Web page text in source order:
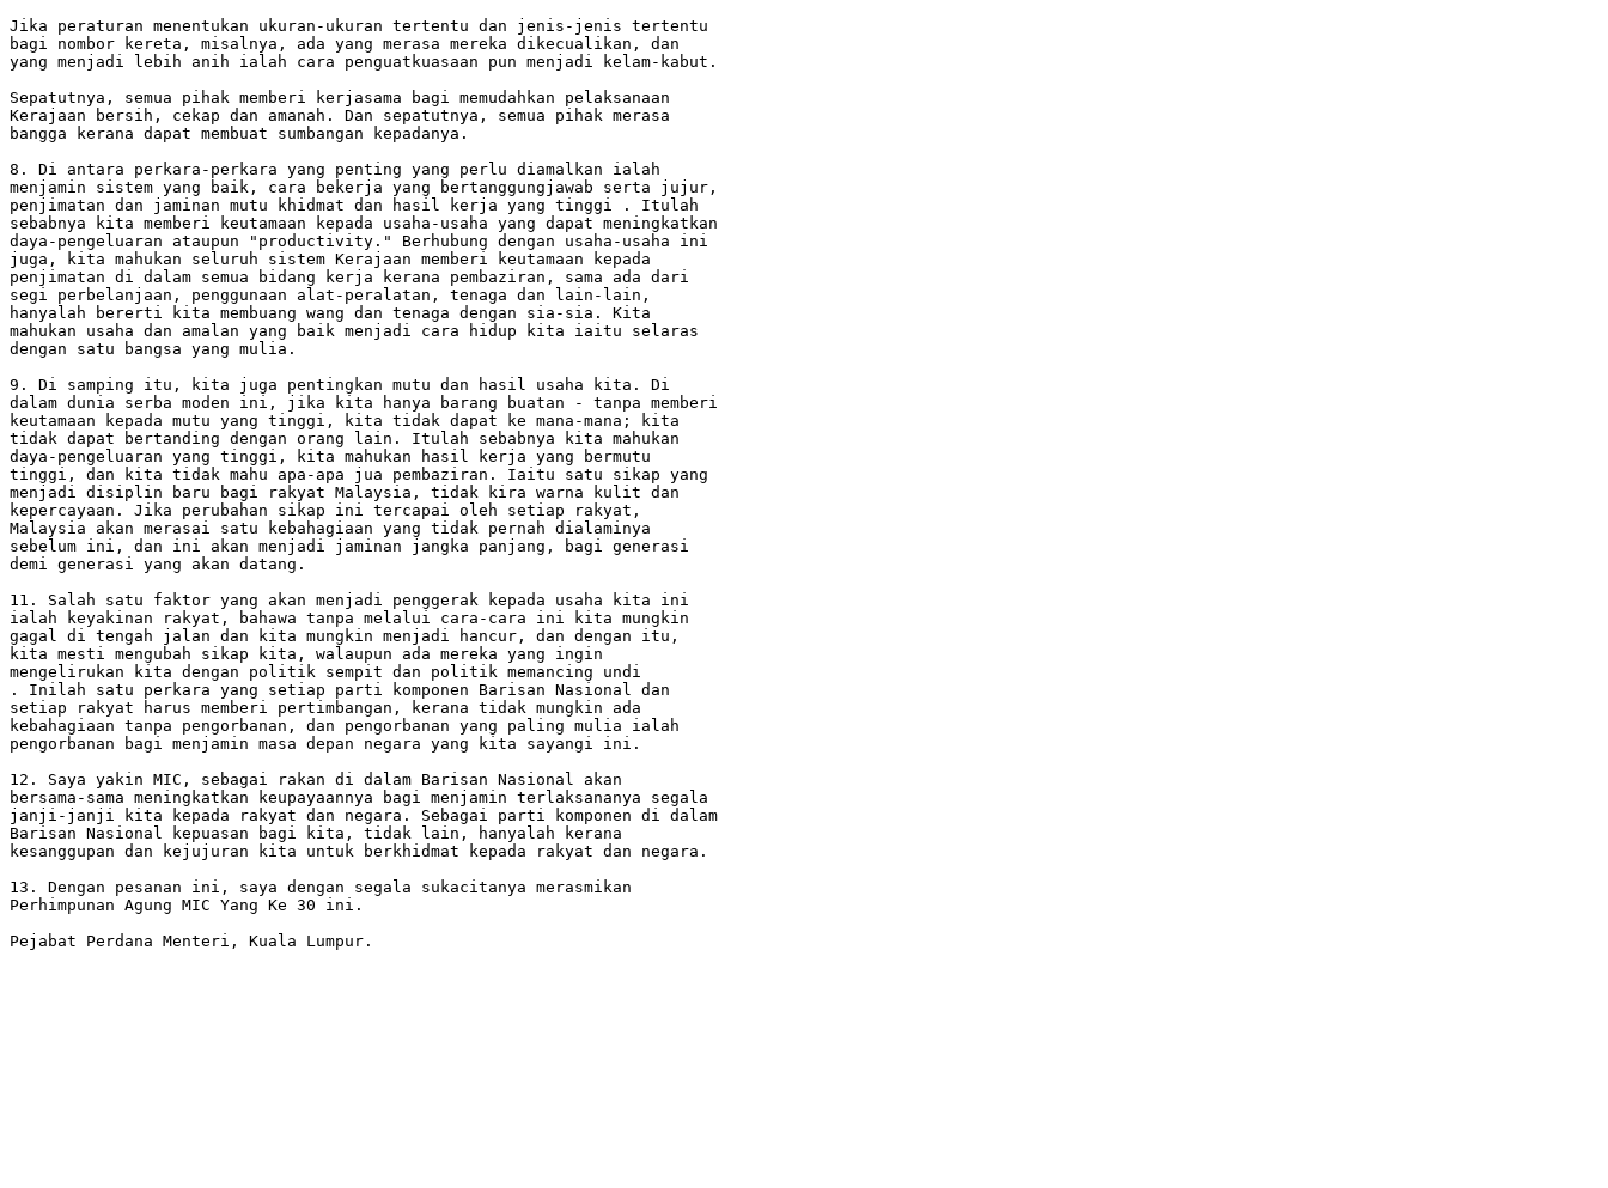
Jika peraturan menentukan ukuran-ukuran tertentu dan jenis-jenis tertentu
bagi nombor kereta, misalnya, ada yang merasa mereka dikecualikan, dan
yang menjadi lebih anih ialah cara penguatkuasaan pun menjadi kelam-kabut.
Sepatutnya, semua pihak memberi kerjasama bagi memudahkan pelaksanaan
Kerajaan bersih, cekap dan amanah. Dan sepatutnya, semua pihak merasa
bangga kerana dapat membuat sumbangan kepadanya.
8. Di antara perkara-perkara yang penting yang perlu diamalkan ialah
menjamin sistem yang baik, cara bekerja yang bertanggungjawab serta jujur,
penjimatan dan jaminan mutu khidmat dan hasil kerja yang tinggi . Itulah
sebabnya kita memberi keutamaan kepada usaha-usaha yang dapat meningkatkan
daya-pengeluaran ataupun "productivity." Berhubung dengan usaha-usaha ini
juga, kita mahukan seluruh sistem Kerajaan memberi keutamaan kepada
penjimatan di dalam semua bidang kerja kerana pembaziran, sama ada dari
segi perbelanjaan, penggunaan alat-peralatan, tenaga dan lain-lain,
hanyalah bererti kita membuang wang dan tenaga dengan sia-sia. Kita
mahukan usaha dan amalan yang baik menjadi cara hidup kita iaitu selaras
dengan satu bangsa yang mulia.
9. Di samping itu, kita juga pentingkan mutu dan hasil usaha kita. Di
dalam dunia serba moden ini, jika kita hanya barang buatan - tanpa memberi
keutamaan kepada mutu yang tinggi, kita tidak dapat ke mana-mana; kita
tidak dapat bertanding dengan orang lain. Itulah sebabnya kita mahukan
daya-pengeluaran yang tinggi, kita mahukan hasil kerja yang bermutu
tinggi, dan kita tidak mahu apa-apa jua pembaziran. Iaitu satu sikap yang
menjadi disiplin baru bagi rakyat Malaysia, tidak kira warna kulit dan
kepercayaan. Jika perubahan sikap ini tercapai oleh setiap rakyat,
Malaysia akan merasai satu kebahagiaan yang tidak pernah dialaminya
sebelum ini, dan ini akan menjadi jaminan jangka panjang, bagi generasi
demi generasi yang akan datang.
11. Salah satu faktor yang akan menjadi penggerak kepada usaha kita ini
ialah keyakinan rakyat, bahawa tanpa melalui cara-cara ini kita mungkin
gagal di tengah jalan dan kita mungkin menjadi hancur, dan dengan itu,
kita mesti mengubah sikap kita, walaupun ada mereka yang ingin
mengelirukan kita dengan politik sempit dan politik memancing undi
. Inilah satu perkara yang setiap parti komponen Barisan Nasional dan
setiap rakyat harus memberi pertimbangan, kerana tidak mungkin ada
kebahagiaan tanpa pengorbanan, dan pengorbanan yang paling mulia ialah
pengorbanan bagi menjamin masa depan negara yang kita sayangi ini.
12. Saya yakin MIC, sebagai rakan di dalam Barisan Nasional akan
bersama-sama meningkatkan keupayaannya bagi menjamin terlaksananya segala
janji-janji kita kepada rakyat dan negara. Sebagai parti komponen di dalam
Barisan Nasional kepuasan bagi kita, tidak lain, hanyalah kerana
kesanggupan dan kejujuran kita untuk berkhidmat kepada rakyat dan negara.
13. Dengan pesanan ini, saya dengan segala sukacitanya merasmikan
Perhimpunan Agung MIC Yang Ke 30 ini.
Pejabat Perdana Menteri, Kuala Lumpur.